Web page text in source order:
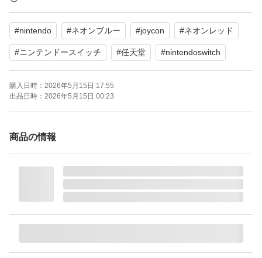
Nintendo Switch Joy-Con （L）ネオンブルー/（R）ネオ
ンレッド HAC-S-KABAA
ブランド：任天堂 Nintendo Switch
セット内容：本体のみ
#nintendo #ネオンブルー #joycon #ネオンレッド
#ニンテンドースイッチ #任天堂 #nintendoswitch
購入日時： 2026年5月15日 17:55
出品日時： 2026年5月15日 00:23
商品の情報